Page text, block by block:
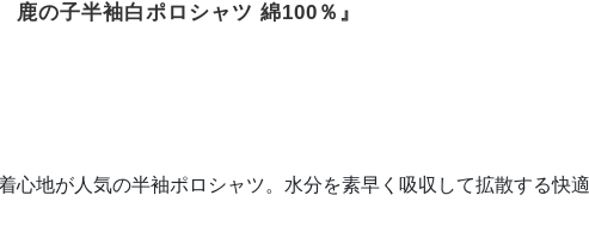
の子半袖白ポロシャツ 綿100％』
心地が人気の半袖ポロシャツ。水分を素早く吸収して拡散する快適